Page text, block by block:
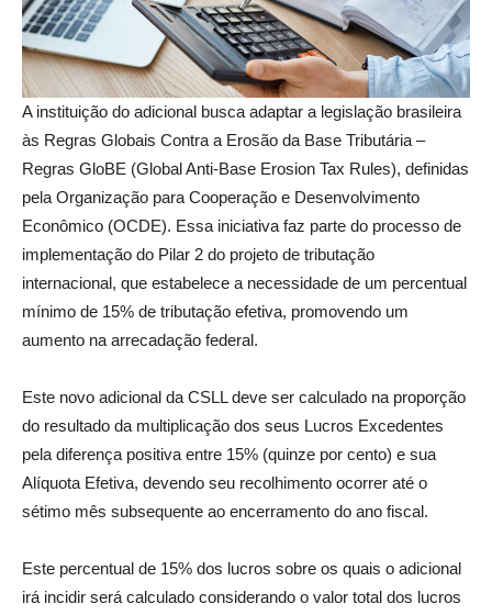
A instituição do adicional busca adaptar a legislação brasileira
às Regras Globais Contra a Erosão da Base Tributária –
Regras GloBE (Global Anti-Base Erosion Tax Rules), definidas
pela Organização para Cooperação e Desenvolvimento
Econômico (OCDE). Essa iniciativa faz parte do processo de
implementação do Pilar 2 do projeto de tributação
internacional, que estabelece a necessidade de um percentual
mínimo de 15% de tributação efetiva, promovendo um
aumento na arrecadação federal.
Este novo adicional da CSLL deve ser calculado na proporção
do resultado da multiplicação dos seus Lucros Excedentes
pela diferença positiva entre 15% (quinze por cento) e sua
Alíquota Efetiva, devendo seu recolhimento ocorrer até o
sétimo mês subsequente ao encerramento do ano fiscal.
Este percentual de 15% dos lucros sobre os quais o adicional
irá incidir será calculado considerando o valor total dos lucros